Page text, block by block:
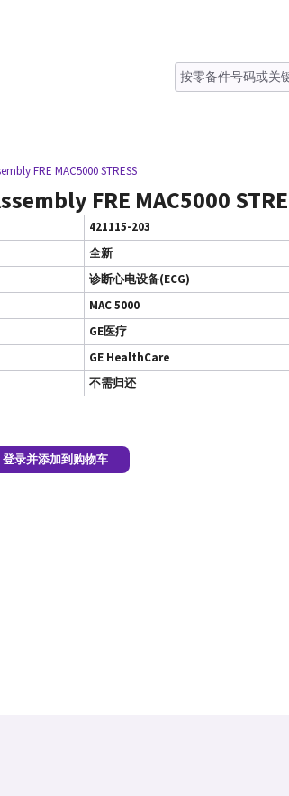
FRE MAC5000 STRESS
FRE MAC5000
421115-203
全新
诊断心电设备(ECG)
MAC 5000
GE医疗
GE HealthCare
不需归还
登录并添加到购物车